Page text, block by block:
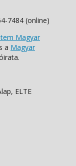
7484 (online)
Magyar
a Magyar
ELTE